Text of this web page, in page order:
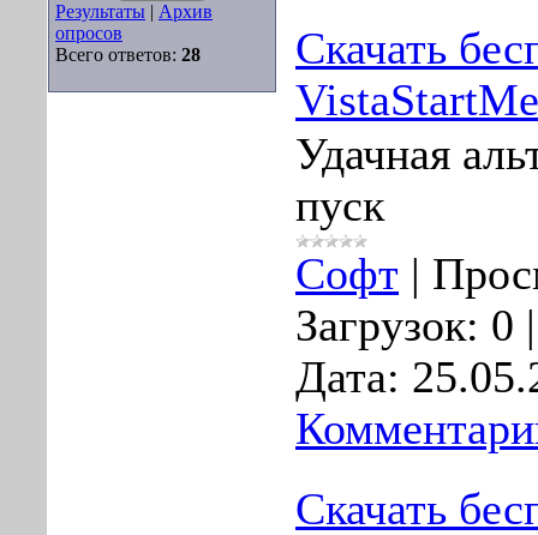
Результаты | Архив
опросов
Всего ответов: 28
Скачать
Удачная
пуск
Софт |
Загрузок: 0
Дата:
Скачать